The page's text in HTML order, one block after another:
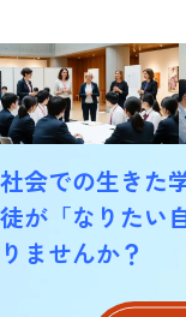
社会での生きた
徒が「なりたい
りませんか？